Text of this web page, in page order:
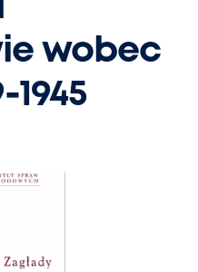
wobec
1945